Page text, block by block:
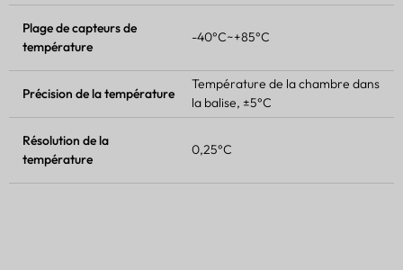
Plage de capteurs de
température
-40°C~+85°C
Précision de la température
Température de la chambre dans
la balise, ±5°C
Résolution de la
température
0,25°C